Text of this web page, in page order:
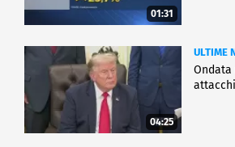
01:31
04:25
ULTIME
Ondata